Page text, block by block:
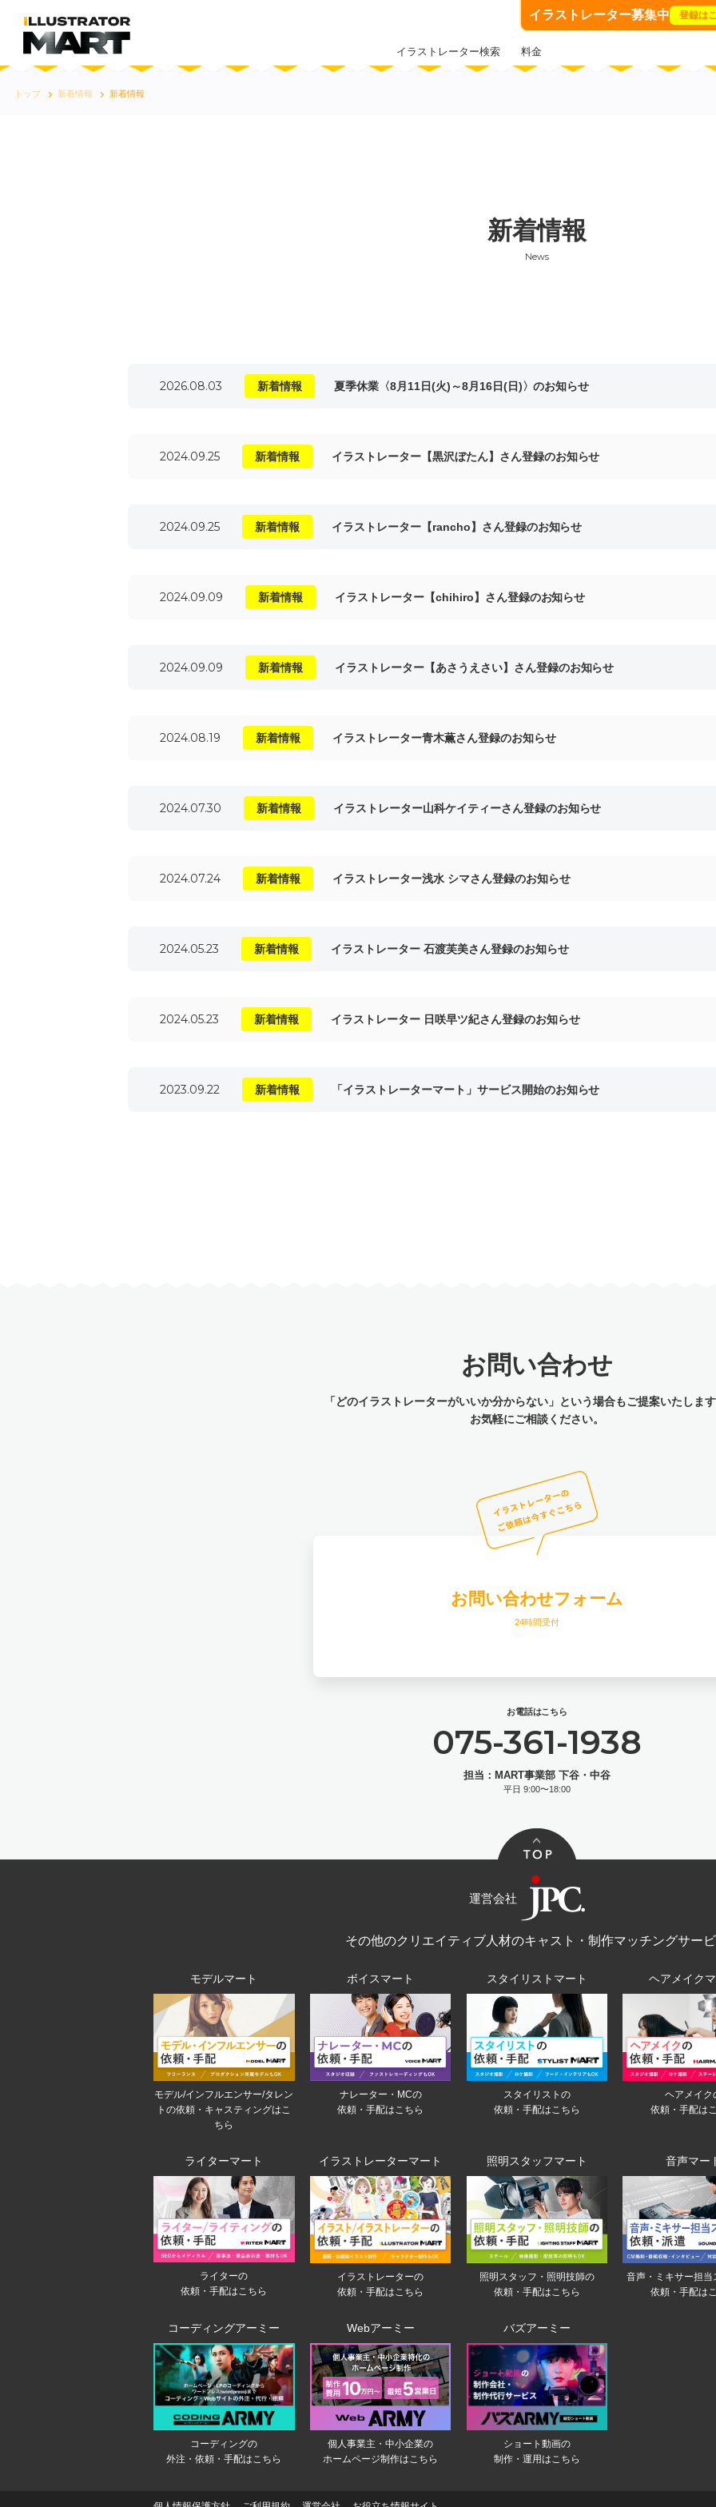
イラストレーター募集中 登録は
イラストレーター検索 料金
トップ 新着情報 新着情報
新着情報
News
2026.08.03 新着情報 夏季休業〈8月11日(火)～8月16日(日)〉のお知らせ
2024.09.25 新着情報 イラストレーター【黒沢ぼたん】さん登録のお知らせ
2024.09.25 新着情報 イラストレーター【rancho】さん登録のお知らせ
2024.09.09 新着情報 イラストレーター【chihiro】さん登録のお知らせ
2024.09.09 新着情報 イラストレーター【あさうえさい】さん登録のお知らせ
2024.08.19 新着情報 イラストレーター青木薫さん登録のお知らせ
2024.07.30 新着情報 イラストレーター山科ケイティーさん登録のお知らせ
2024.07.24 新着情報 イラストレーター浅水 シマさん登録のお知らせ
2024.05.23 新着情報 イラストレーター 石渡芙美さん登録のお知らせ
2024.05.23 新着情報 イラストレーター 日咲早ツ紀さん登録のお知らせ
2023.09.22 新着情報 「イラストレーターマート」サービス開始のお知らせ
お問い合わせ
「どのイラストレーターがいいか分からない」という場合もご提案いたしま
お気軽にご相談ください。
お問い合わせフォーム
24時間受付
お電話はこちら
075-361-1938
担当：MART事業部 下谷・中谷
平日 9:00〜18:00
運営会社
その他のクリエイティブ人材のキャスト・制作マッチングサー
モデルマート
モデル/インフルエンサー/タレン
トの依頼・キャスティングはこ
ちら
ボイスマート
ナレーター・MCの
依頼・手配はこちら
スタイリストマート
スタイリストの
依頼・手配はこちら
ヘアメイク
ヘアメイク
依頼・手配は
ライターマート
ライターの
依頼・手配はこちら
イラストレーターマート
イラストレーターの
依頼・手配はこちら
照明スタッフマート
照明スタッフ・照明技師の
依頼・手配はこちら
音声マー
音声・ミキサー担当
依頼・手配は
コーディングアーミー
コーディングの
外注・依頼・手配はこちら
Webアーミー
個人事業主・中小企業の
ホームページ制作はこちら
バズアーミー
ショート動画の
制作・運用はこちら